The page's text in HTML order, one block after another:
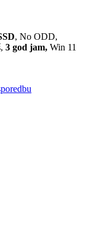
, No ODD,
3 god jam, Win 11